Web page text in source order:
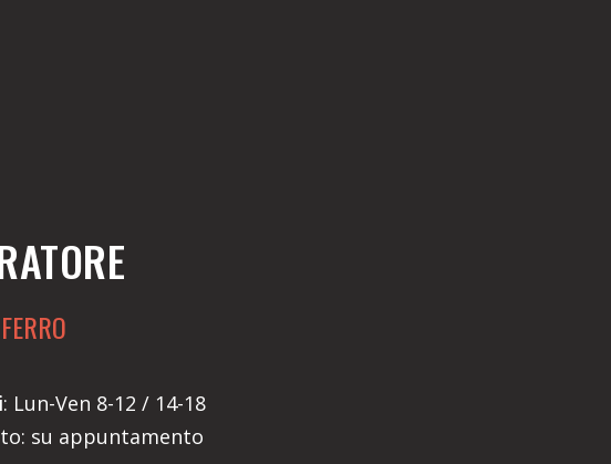
: Lun-Ven 8-12 / 14-18
su appuntamento